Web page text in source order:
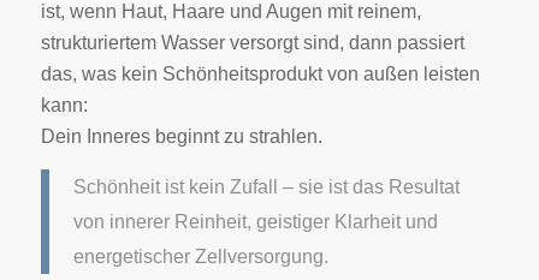
ist, wenn Haut, Haare und Augen mit reinem,
strukturiertem Wasser versorgt sind, dann passiert
das, was kein Schönheitsprodukt von außen leisten
kann:
Dein Inneres beginnt zu strahlen.
Schönheit ist kein Zufall – sie ist das Resultat
von innerer Reinheit, geistiger Klarheit und
energetischer Zellversorgung.